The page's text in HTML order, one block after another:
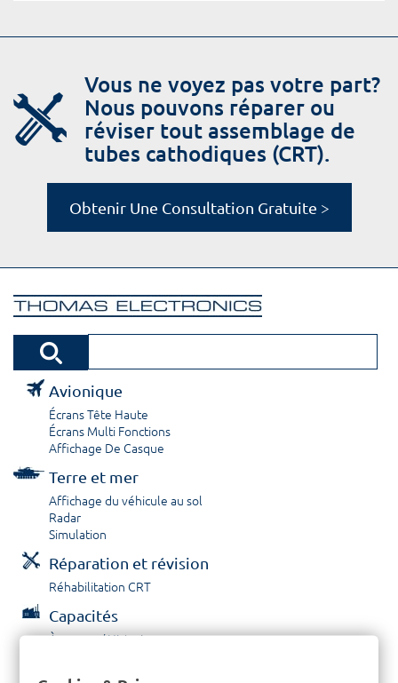
Vous ne voyez pas votre part?
Nous pouvons réparer ou
réviser tout assemblage de
tubes cathodiques (CRT).
Obtenir Une Consultation Gratuite >
Avionique
Écrans Tête Haute
Écrans Multi Fonctions
Affichage De Casque
Terre et mer
Affichage du véhicule au sol
Radar
Simulation
Réparation et révision
Réhabilitation CRT
Capacités
À propos / Historique